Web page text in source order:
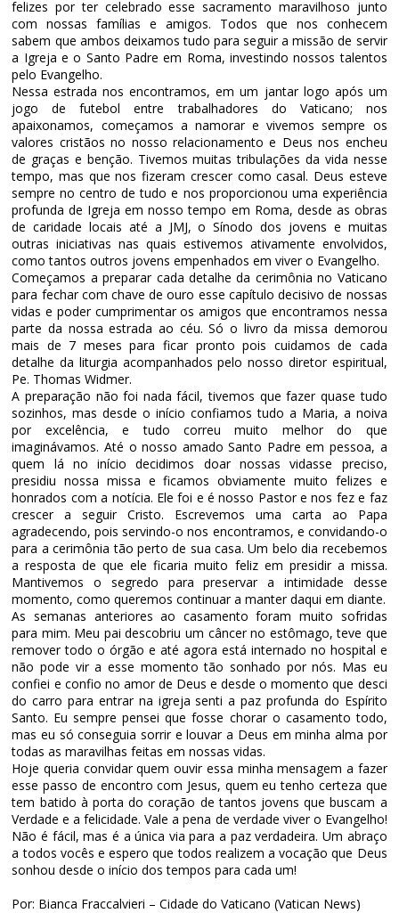
felizes por ter celebrado esse sacramento maravilhoso junto
com nossas famílias e amigos. Todos que nos conhecem
sabem que ambos deixamos tudo para seguir a missão de servir
a Igreja e o Santo Padre em Roma, investindo nossos talentos
pelo Evangelho.
Nessa estrada nos encontramos, em um jantar logo após um
jogo de futebol entre trabalhadores do Vaticano; nos
apaixonamos, começamos a namorar e vivemos sempre os
valores cristãos no nosso relacionamento e Deus nos encheu
de graças e benção. Tivemos muitas tribulações da vida nesse
tempo, mas que nos fizeram crescer como casal. Deus esteve
sempre no centro de tudo e nos proporcionou uma experiência
profunda de Igreja em nosso tempo em Roma, desde as obras
de caridade locais até a JMJ, o Sínodo dos jovens e muitas
outras iniciativas nas quais estivemos ativamente envolvidos,
como tantos outros jovens empenhados em viver o Evangelho.
Começamos a preparar cada detalhe da cerimônia no Vaticano
para fechar com chave de ouro esse capítulo decisivo de nossas
vidas e poder cumprimentar os amigos que encontramos nessa
parte da nossa estrada ao céu. Só o livro da missa demorou
mais de 7 meses para ficar pronto pois cuidamos de cada
detalhe da liturgia acompanhados pelo nosso diretor espiritual,
Pe. Thomas Widmer.
A preparação não foi nada fácil, tivemos que fazer quase tudo
sozinhos, mas desde o início confiamos tudo a Maria, a noiva
por excelência, e tudo correu muito melhor do que
imaginávamos. Até o nosso amado Santo Padre em pessoa, a
quem lá no início decidimos doar nossas vidasse preciso,
presidiu nossa missa e ficamos obviamente muito felizes e
honrados com a notícia. Ele foi e é nosso Pastor e nos fez e faz
crescer a seguir Cristo. Escrevemos uma carta ao Papa
agradecendo, pois servindo-o nos encontramos, e convidando-o
para a cerimônia tão perto de sua casa. Um belo dia recebemos
a resposta de que ele ficaria muito feliz em presidir a missa.
Mantivemos o segredo para preservar a intimidade desse
momento, como queremos continuar a manter daqui em diante.
As semanas anteriores ao casamento foram muito sofridas
para mim. Meu pai descobriu um câncer no estômago, teve que
remover todo o órgão e até agora está internado no hospital e
não pode vir a esse momento tão sonhado por nós. Mas eu
confiei e confio no amor de Deus e desde o momento que desci
do carro para entrar na igreja senti a paz profunda do Espírito
Santo. Eu sempre pensei que fosse chorar o casamento todo,
mas eu só conseguia sorrir e louvar a Deus em minha alma por
todas as maravilhas feitas em nossas vidas.
Hoje queria convidar quem ouvir essa minha mensagem a fazer
esse passo de encontro com Jesus, quem eu tenho certeza que
tem batido à porta do coração de tantos jovens que buscam a
Verdade e a felicidade. Vale a pena de verdade viver o Evangelho!
Não é fácil, mas é a única via para a paz verdadeira. Um abraço
a todos vocês e espero que todos realizem a vocação que Deus
sonhou desde o início dos tempos para cada um!
Por: Bianca Fraccalvieri – Cidade do Vaticano (Vatican News)